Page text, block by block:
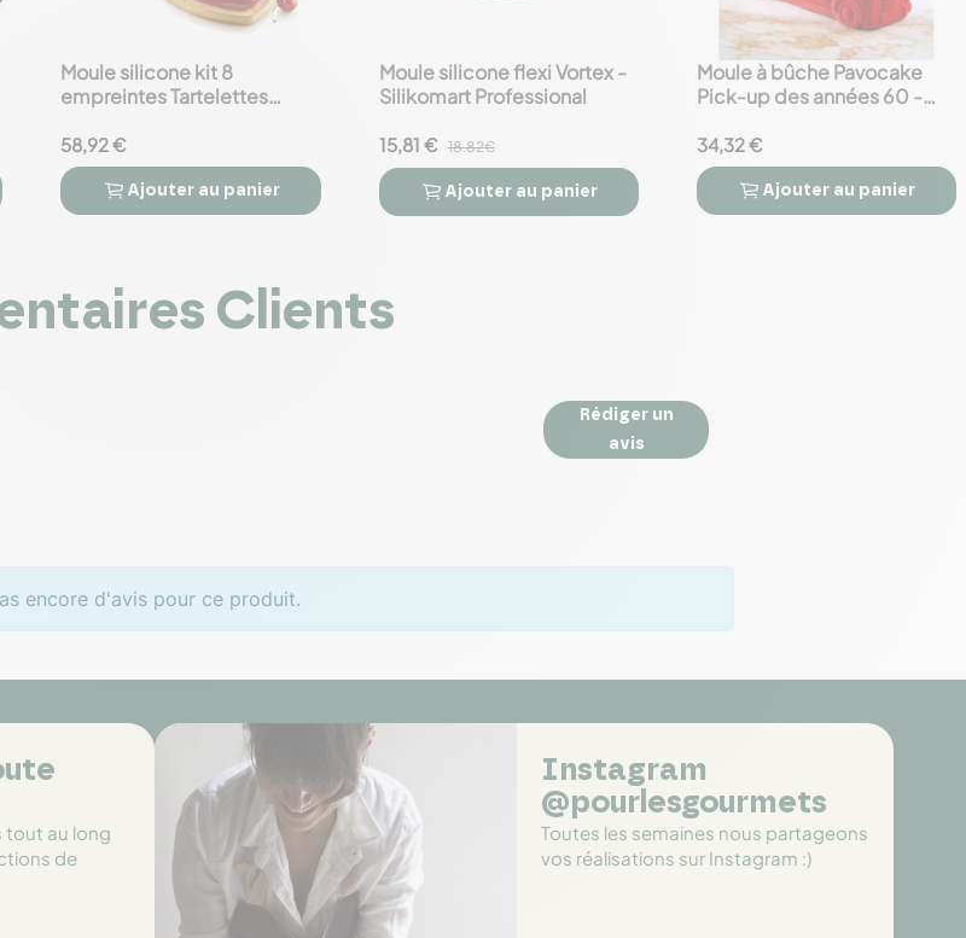
favorite_border
Moule silicone kit 8
empreintes Tartelettes
Professional
58,92 €
 
Ajouter au panier
favorite_border
Moule silicone flexi Vortex -
Silikomart Professional
15,81 € 18.82€
 
Ajouter au panier
favorite_border
Moule à bûche Pavocake
Pick-up des années 60 -
34,32 €
 
Ajouter au panier
Clients
Rédiger un
avis
encore d'avis pour ce produit.
tout au long
de
Instagram
@pourlesgourmets
Toutes les semaines nous partageons
vos réalisations sur Instagram :)